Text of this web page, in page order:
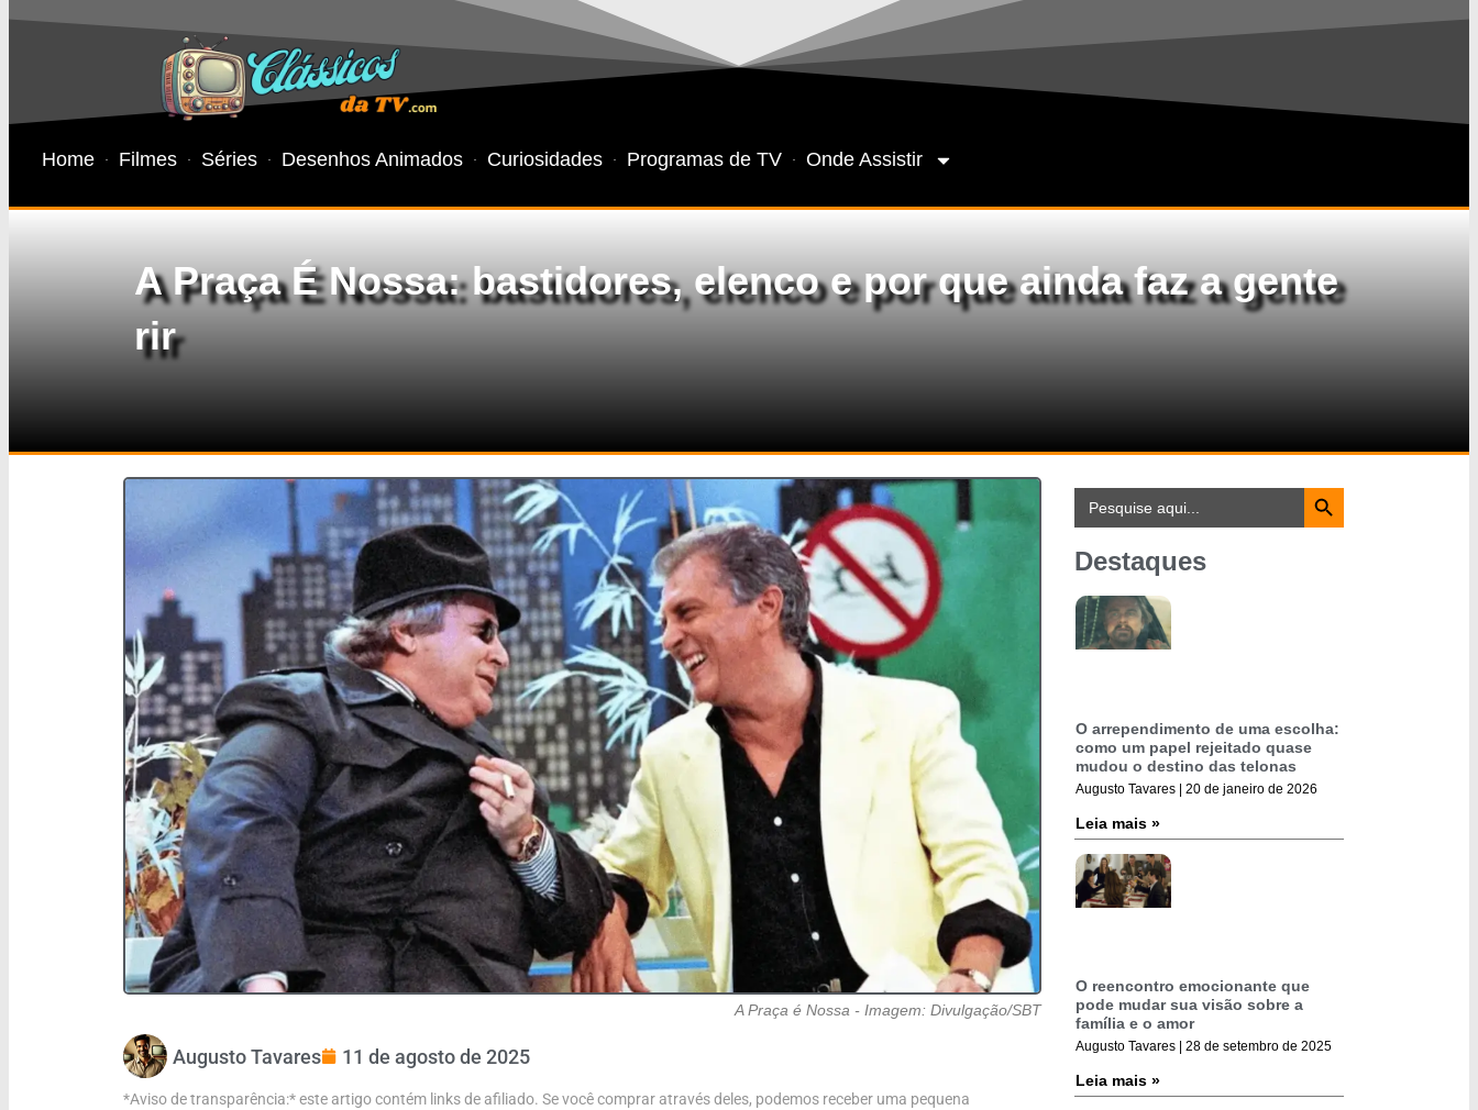
Home Filmes Séries Desenhos Animados Curiosidades Programas de TV Onde Assistir
A Praça É Nossa: bastidores, elenco e por que ainda faz a gente
rir
A Praça é Nossa - Imagem: Divulgação/SBT
Augusto Tavares 11 de agosto de 2025
*Aviso de transparência:* este artigo contém links de afiliado. Se você comprar através deles, podemos receber uma pequena
Search
for:
Search Button
Destaques
O arrependimento de uma escolha:
como um papel rejeitado quase
mudou o destino das telonas
Augusto Tavares 20 de janeiro de 2026
Leia mais »
O reencontro emocionante que
pode mudar sua visão sobre a
família e o amor
Augusto Tavares 28 de setembro de 2025
Leia mais »